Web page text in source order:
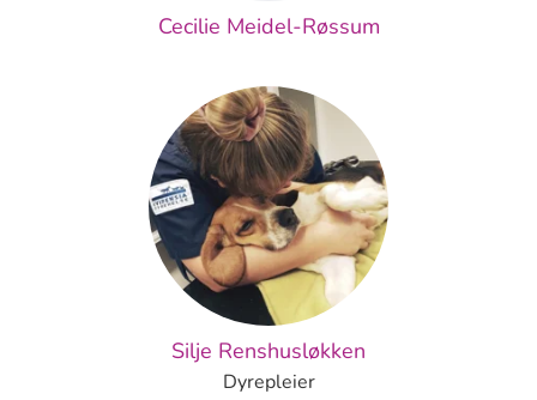
Cecilie Meidel-Røssum
Silje Renshusløkken
Dyrepleier